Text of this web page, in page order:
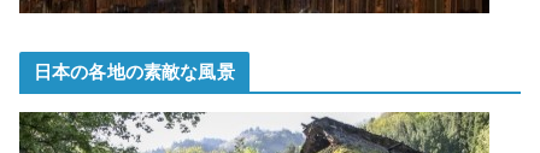
日本の各地の素敵な風景